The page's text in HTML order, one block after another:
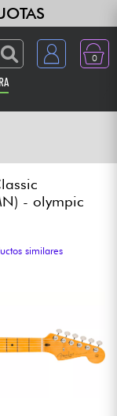
0
- olympic
similares